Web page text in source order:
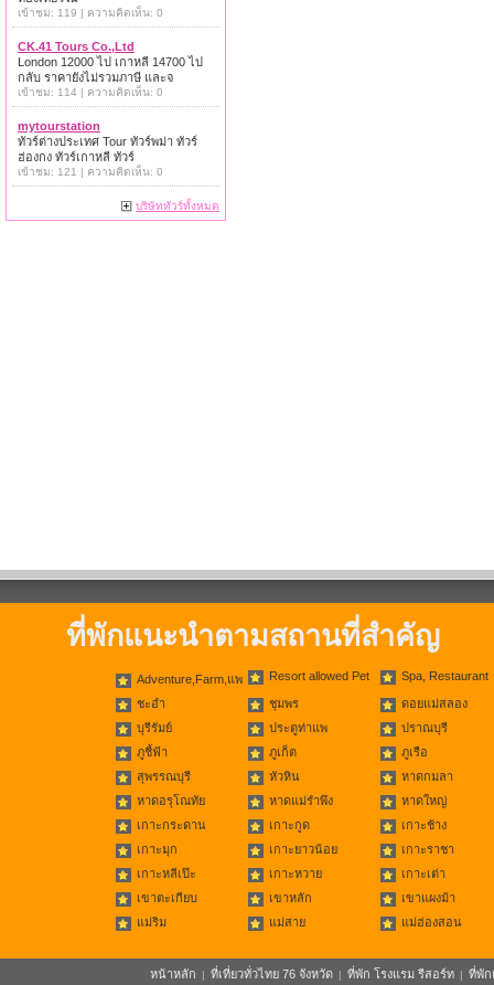
เข้าชม: 119 | ความคิดเห็น: 0
CK.41 Tours Co.,Ltd
London 12000 ไป เกาหลี 14700 ไป
กลับ ราคายังไม่รวมภาษี และจ
เข้าชม: 114 | ความคิดเห็น: 0
mytourstation
ทัวร์ต่างประเทศ Tour ทัวร์พม่า ทัวร์
ฮ่องกง ทัวร์เกาหลี ทัวร์
เข้าชม: 121 | ความคิดเห็น: 0
บริษัททัวร์ทั้งหมด
ที่พักแนะนำตามสถานที่สำคัญ
Adventure,Farm,แพ Resort allowed Pet Spa, Restaurant
ชะอำ ชุมพร
ดอยแม่สลอง
บุรีรัมย์
ประตูท่าแพ
ปราณบุรี
ภูชี้ฟ้า
ภูเก็ต
ภูเรือ
สุพรรณบุรี
หัวหิน
หาดกมลา
หาดอรุโณทัย
หาดแม่รำพึง
หาดใหญ่
เกาะกระดาน
เกาะกูด
เกาะช้าง
เกาะมุก
เกาะยาวน้อย
เกาะราชา
เกาะหลีเป๊ะ
เกาะหวาย
เกาะเต่า
เขาตะเกียบ
เขาหลัก
เขาแผงม้า
แม่ริม
แม่สาย แม่ฮ่องสอน
หน้าหลัก | ที่เที่ยวทั่วไทย 76 จังหวัด | ที่พัก โรงแรม รีสอร์ท | ที่พัก